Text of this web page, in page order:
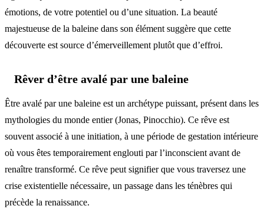
émotions, de votre potentiel ou d’une situation. La beauté
majestueuse de la baleine dans son élément suggère que cette
découverte est source d’émerveillement plutôt que d’effroi.
Rêver d’être avalé par une baleine
Être avalé par une baleine est un archétype puissant, présent dans les
mythologies du monde entier (Jonas, Pinocchio). Ce rêve est
souvent associé à une initiation, à une période de gestation intérieure
où vous êtes temporairement englouti par l’inconscient avant de
renaître transformé. Ce rêve peut signifier que vous traversez une
crise existentielle nécessaire, un passage dans les ténèbres qui
précède la renaissance.